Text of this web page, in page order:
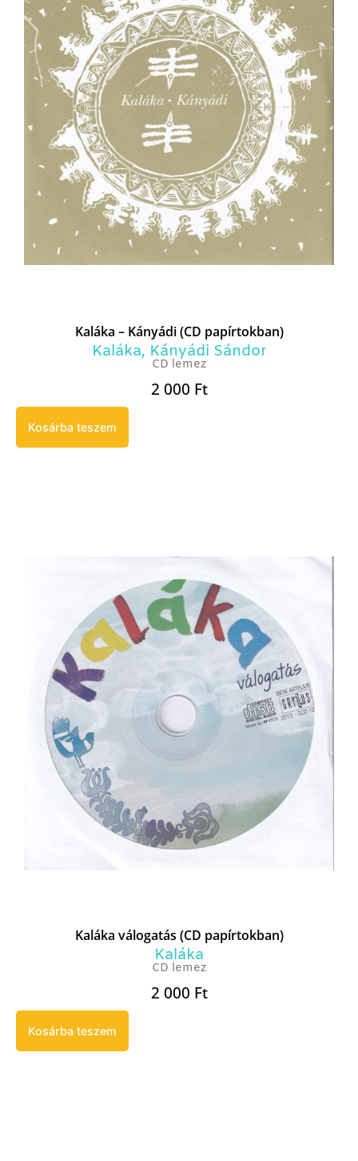
Kaláka – Kányádi (CD papírtokban)
Kaláka, Kányádi Sándor
CD lemez
2 000 Ft
Kosárba teszem
Kaláka válogatás (CD papírtokban)
Kaláka
CD lemez
2 000 Ft
Kosárba teszem